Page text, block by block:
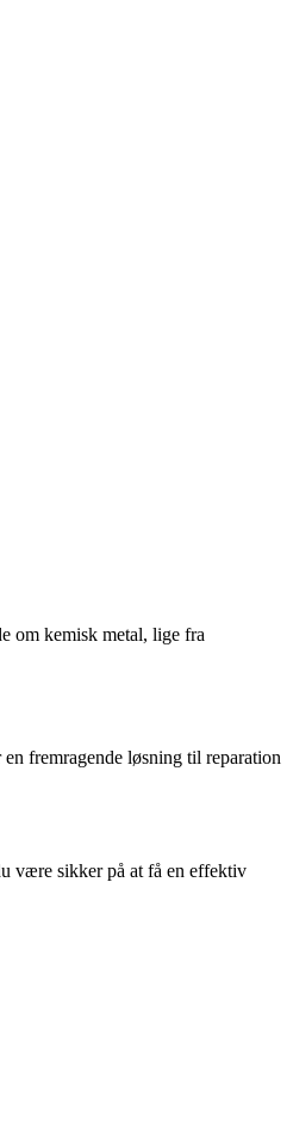
om kemisk metal, lige fra
fremragende løsning til reparation
være sikker på at få en effektiv